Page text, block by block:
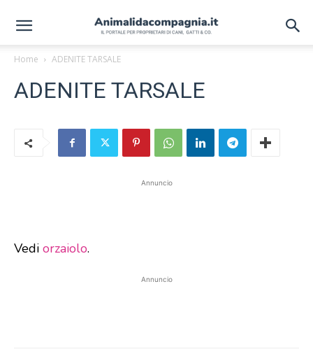
Home ADENITE TARSALE
ADENITE TARSALE
Annuncio
Vedi orzaiolo.
Annuncio